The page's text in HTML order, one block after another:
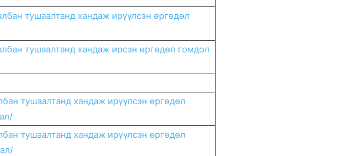
тушаалтанд хандаж ирүүлсэн өргөдөл
тушаалтанд хандаж ирсэн өргөдөл гомдол
тушаалтанд хандаж ирүүлсэн өргөдөл
тушаалтанд хандаж ирүүлсэн өргөдөл